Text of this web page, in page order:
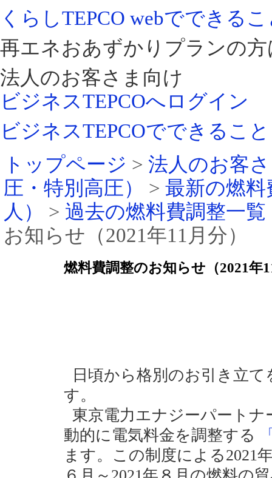
くらしTEPCO webでできる
再エネおあずかりプランの方
法人のお客さま向け
ビジネスTEPCOへログイン
ビジネスTEPCOでできること
トップページ > 法人のお客
圧・特別高圧）
> 最新の燃
人）
> 過去の燃料費調整一覧
お知らせ（2021年11月分）
燃料費調整のお知らせ（2021年
日頃から格別のお引き立
す。
東京電力エナジーパート
動的に電気料金を調整する
ます。この制度による2021